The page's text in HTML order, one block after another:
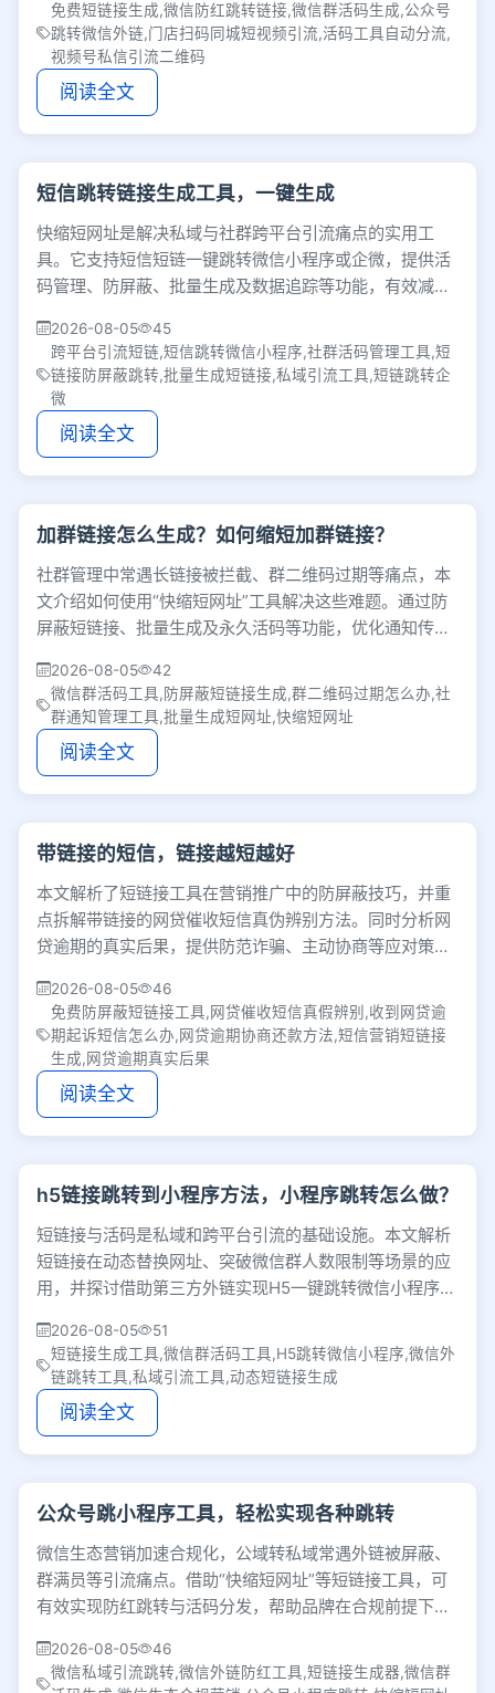
免费短链接生成,微信防红跳转链接,微信群活码生成,公众号
跳转微信外链,门店扫码同城短视频引流,活码工具自动分流,
视频号私信引流二维码
阅读全文
短信跳转链接生成工具，一键生成
快缩短网址是解决私域与社群跨平台引流痛点的实用工
具。它支持短信短链一键跳转微信小程序或企微，提供活
码管理、防屏蔽、批量生成及数据追踪等功能，有效减少
2026-08-05
45
跨平台引流短链,短信跳转微信小程序,社群活码管理工具,短
链接防屏蔽跳转,批量生成短链接,私域引流工具,短链跳转企
微
阅读全文
加群链接怎么生成？如何缩短加群链接？
社群管理中常遇长链接被拦截、群二维码过期等痛点，本
文介绍如何使用“快缩短网址”工具解决这些难题。通过防
屏蔽短链接、批量生成及永久活码等功能，优化通知传达
2026-08-05
42
微信群活码工具,防屏蔽短链接生成,群二维码过期怎么办,社
群通知管理工具,批量生成短网址,快缩短网址
阅读全文
带链接的短信，链接越短越好
本文解析了短链接工具在营销推广中的防屏蔽技巧，并重
点拆解带链接的网贷催收短信真伪辨别方法。同时分析网
贷逾期的真实后果，提供防范诈骗、主动协商等应对策
2026-08-05
46
免费防屏蔽短链接工具,网贷催收短信真假辨别,收到网贷逾
期起诉短信怎么办,网贷逾期协商还款方法,短信营销短链接
生成,网贷逾期真实后果
阅读全文
h5链接跳转到小程序方法，小程序跳转怎么做？
短链接与活码是私域和跨平台引流的基础设施。本文解析
短链接在动态替换网址、突破微信群人数限制等场景的应
用，并探讨借助第三方外链实现H5一键跳转微信小程序的
2026-08-05
51
短链接生成工具,微信群活码工具,H5跳转微信小程序,微信外
链跳转工具,私域引流工具,动态短链接生成
阅读全文
公众号跳小程序工具，轻松实现各种跳转
微信生态营销加速合规化，公域转私域常遇外链被屏蔽、
群满员等引流痛点。借助“快缩短网址”等短链接工具，可
有效实现防红跳转与活码分发，帮助品牌在合规前提下打
2026-08-05
46
微信私域引流跳转,微信外链防红工具,短链接生成器,微信群